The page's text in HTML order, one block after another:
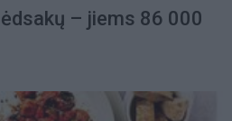
– jiems 86 000